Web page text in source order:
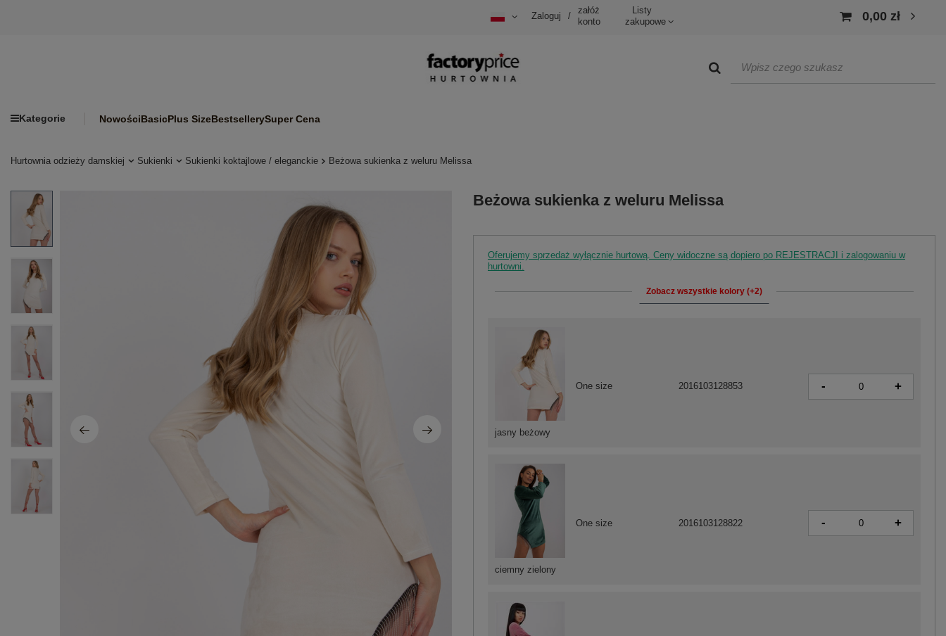
Zaloguj /
załóż
konto
Listy
zakupowe
0,00 zł
Kategorie NowościBasicPlus SizeBestsellerySuper Cena
Hurtownia odzieży damskiej Sukienki Sukienki koktajlowe / eleganckie Beżowa sukienka z weluru Melissa
Beżowa sukienka z weluru Melissa
Oferujemy sprzedaż wyłącznie hurtową. Ceny widoczne są dopiero po REJESTRACJI i zalogowaniu w
hurtowni.
Zobacz wszystkie kolory (+2)
ciemny zielony
One size 2016103128822 - +
jasny beżowy
One size 2016103128853 - +